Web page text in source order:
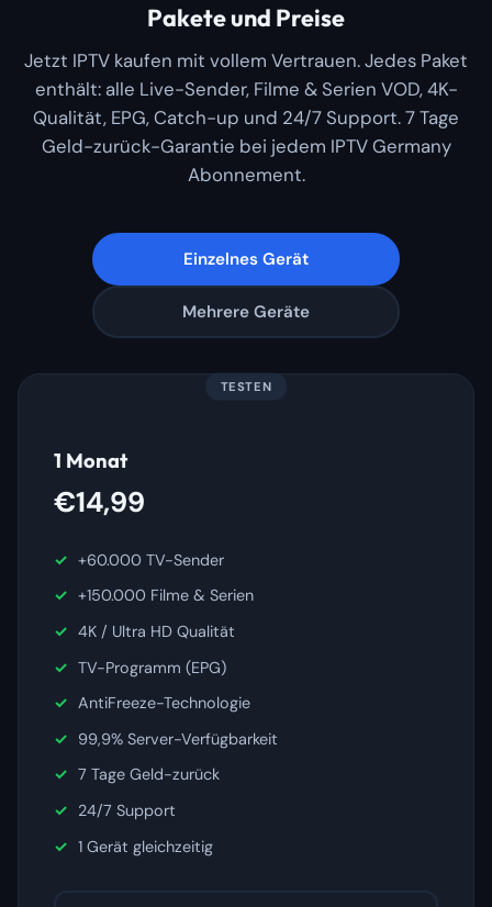
Pakete und Preise
Jetzt IPTV kaufen mit vollem Vertrauen. Jedes Paket
enthält: alle Live-Sender, Filme & Serien VOD, 4K-
Qualität, EPG, Catch-up und 24/7 Support. 7 Tage
Geld-zurück-Garantie bei jedem IPTV Germany
Abonnement.
Einzelnes Gerät
Mehrere Geräte
TESTEN
1 Monat
€14,99
+60.000 TV-Sender
+150.000 Filme & Serien
4K / Ultra HD Qualität
TV-Programm (EPG)
AntiFreeze-Technologie
99,9% Server-Verfügbarkeit
7 Tage Geld-zurück
24/7 Support
1 Gerät gleichzeitig